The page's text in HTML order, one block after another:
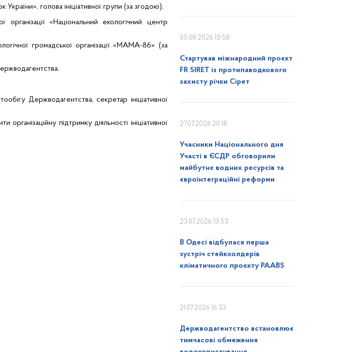
голова ініціативної групи (за згодою);
«Національний екологічний центр
громадської організації «МАМА-86» (за
Держводагентства, секретар ініціативної
підтримку діяльності ініціативної
05.08.2026 13:58
Стартував міжнародний проєкт
FR SIRET із протипаводкового
захисту річки Сірет
27.07.2026 20:18
Учасники Національного дня
Участі в ЄСДР обговорили
майбутнє водних ресурсів та
євроінтеграційні реформи
23.07.2026 13:53
В Одесі відбулася перша
зустріч стейкхолдерів
кліматичного проєкту PAABS
21.07.2026 16:33
Держводагентство встановлює
тимчасові обмеження